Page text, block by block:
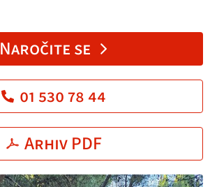
Naročite se
01 530 78 44
Arhiv PDF